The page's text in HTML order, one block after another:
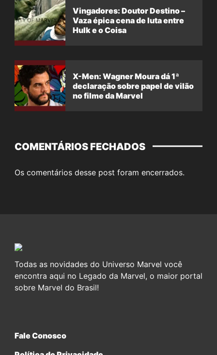
Vingadores: Doutor Destino –
Vaza épica cena de luta entre
Hulk e o Coisa
X-Men: Wagner Moura dá 1ª
declaração sobre papel de vilão
no filme da Marvel
COMENTÁRIOS FECHADOS
Os comentários desse post foram encerrados.
Todas as novidades do Universo Marvel você
encontra aqui no Legado da Marvel, o maior portal
sobre Marvel do Brasil!
Fale Conosco